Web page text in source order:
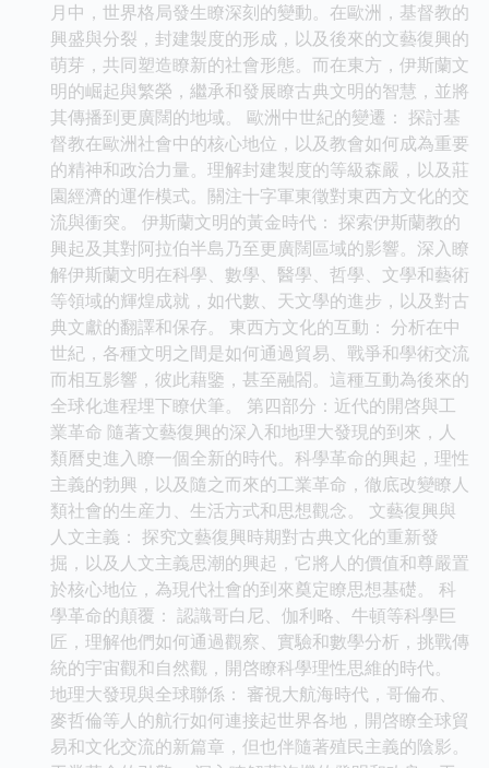
月中，世界格局發生瞭深刻的變動。在歐洲，基督教的
興盛與分裂，封建製度的形成，以及後來的文藝復興的
萌芽，共同塑造瞭新的社會形態。而在東方，伊斯蘭文
明的崛起與繁榮，繼承和發展瞭古典文明的智慧，並將
其傳播到更廣闊的地域。 歐洲中世紀的變遷： 探討基
督教在歐洲社會中的核心地位，以及教會如何成為重要
的精神和政治力量。理解封建製度的等級森嚴，以及莊
園經濟的運作模式。關注十字軍東徵對東西方文化的交
流與衝突。 伊斯蘭文明的黃金時代： 探索伊斯蘭教的
興起及其對阿拉伯半島乃至更廣闊區域的影響。深入瞭
解伊斯蘭文明在科學、數學、醫學、哲學、文學和藝術
等領域的輝煌成就，如代數、天文學的進步，以及對古
典文獻的翻譯和保存。 東西方文化的互動： 分析在中
世紀，各種文明之間是如何通過貿易、戰爭和學術交流
而相互影響，彼此藉鑒，甚至融閤。這種互動為後來的
全球化進程埋下瞭伏筆。 第四部分：近代的開啓與工
業革命 隨著文藝復興的深入和地理大發現的到來，人
類曆史進入瞭一個全新的時代。科學革命的興起，理性
主義的勃興，以及隨之而來的工業革命，徹底改變瞭人
類社會的生産力、生活方式和思想觀念。 文藝復興與
人文主義： 探究文藝復興時期對古典文化的重新發
掘，以及人文主義思潮的興起，它將人的價值和尊嚴置
於核心地位，為現代社會的到來奠定瞭思想基礎。 科
學革命的顛覆： 認識哥白尼、伽利略、牛頓等科學巨
匠，理解他們如何通過觀察、實驗和數學分析，挑戰傳
統的宇宙觀和自然觀，開啓瞭科學理性思維的時代。
地理大發現與全球聯係： 審視大航海時代，哥倫布、
麥哲倫等人的航行如何連接起世界各地，開啓瞭全球貿
易和文化交流的新篇章，但也伴隨著殖民主義的陰影。